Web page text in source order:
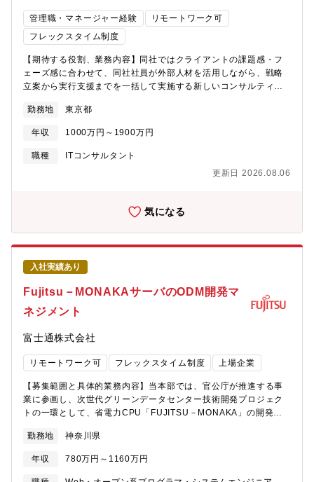
audit.html【イグニッションセンターについて（就業場所）】
https://home.kpmg/jp/ja/home/campaigns/2018/11/kpmg-
ignition-tokyo.html【ポジションの魅力】★日本トップ4である
「4大監査法人」の1つで、日本最大級のアカウンティングファー
ムです。★監査業務を支える分析ツール・業務支援ツールを内製
で開発・運用し、現場の業務高度化と効率化を直接リードできま
す。★子会社リスクスコアリングや証憑改ざん検知、不正リスク
構築に携わることが可能です。★社内AIツールやプロジェクト管
理ツールの開発を通じて、最新テクノロジーを活用した業務変革
環境です。★ＷＬＢが整った環境：7時間勤務で、平均残業時間は
40時間程度（8時間勤務に換算すと残業時間は20時間程度）
管理職・マネージャー経験
リモートワーク可
フレックスタイム制度
【期待する役割、業務内容】同社ではクライアントの課題感・フ
ェーズ感に合わせて、同社社員が外部人材を活用しながら、戦略
立案から実行支援までを一括して実施する新しいコンサルティン
際の案件をプロジェクトマネージャーとして推進）■クライアント
との関係構築、案件受注に向けた提案■同社での新規事業開発推進
（業務提携等含む）【プロジェクト事例】■新規事業の立案、事業
開発支援/イノベーション推進支援■新規サービスのマーケティン
ニング、AIの活用も踏まえた全社BPR支援■セキュリティガバナン
肩上がりの売上・利益成長を続けているを急成長中のコンサルテ
ック企業です。■フレックス勤務可能かつリモート比率も高いた
め、ライフスタイルに合わせた働き方を実現することができま
す。■豊富な「エキスパート人材」ネットワークを活用した独自の
オーケストラ型コンサルティング各分野のエキスパート1,000名以
上を抱える課題解決プラットフォームを自社内に保有しており、
クライアントの課題感・フェーズ感に合わせ、同社社員が外部人
材を活用しながら、戦略立案から実行支援までを一括して実施す
る新しいコンサルティングサービスを提供しています。■コンサル
自社プロダクトの展開や、大手企業の新規事業開発コンサルティ
ングの経験を積むことができます。■日本一従業員満足度の高いコ
ンサル会社へ日本一従業員満足度の高いコンサル会社を目指すた
CEOまで幅広く参加し、それぞれのポジションから活発な意見交
換が行われています。
勤務地 東京都
年収 1000万円～1900万円
職種
ITコンサルタント
更新日 2026.08.06
気になる
入社実績あり
Fujitsu－MONAKAサーバのODM開発マ
ネジメント
富士通株式会社
リモートワーク可 フレックスタイム制度 上場企業
【募集範囲と具体的業務内容】当本部では、官公庁が推進する事
業に参画し、次世代グリーンデータセンター技術開発プロジェク
トの一環として、省電力CPU「FUJITSU－MONAKA」の開発を
たデータセンター／AIシステム向けサーバ開発において、海外
ODMベンダーと連携しながら開発推進を行う業務を担当いただき
ます。【具体的には】・海外ODMベンダーとの仕様調整・技術的
なディスカッション・サーバHW構成検討、設計内容のレビューお
勤務地 神奈川県
年収 780万円～1160万円